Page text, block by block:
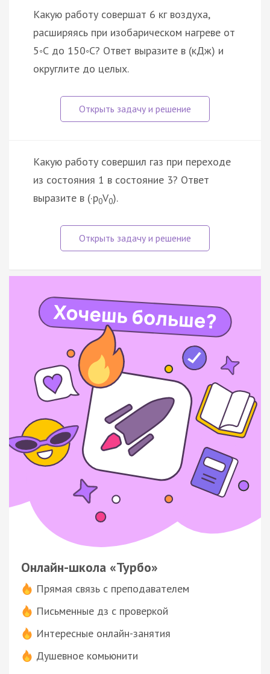
Какую работу совершат 6 кг воздуха,
расширяясь при изобарическом нагреве от
5◦С до 150◦С? Ответ выразите в (кДж) и
округлите до целых.
Какую работу совершил газ при переходе
из состояния 1 в состояние 3? Ответ
выразите в (·p0V0).
Онлайн-школа «Турбо»
Прямая связь с преподавателем
Письменные дз с проверкой
Интересные онлайн-занятия
Душевное комьюнити